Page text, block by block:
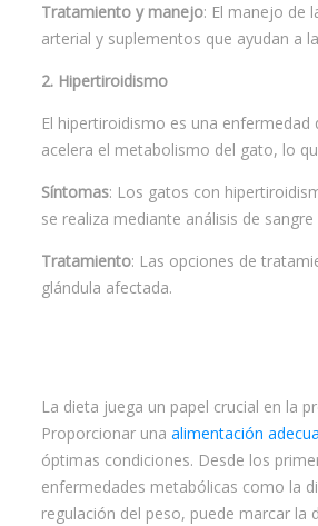
Tratamiento y manejo: El manejo de
arterial y suplementos que ayudan a
2. Hipertiroidismo
El hipertiroidismo es una
acelera el metabolismo del gato, lo
Síntomas: Los gatos con
se realiza mediante análisis de
Tratamiento: Las opciones de
glándula afectada.
La dieta juega un papel crucial en la
Proporcionar una alimentación
óptimas condiciones. Desde los
enfermedades metabólicas como la
regulación del peso, puede marcar la